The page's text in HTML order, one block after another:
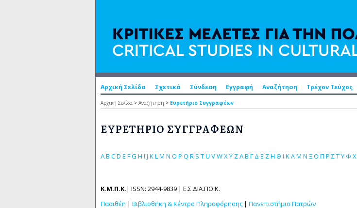
Αρχική Σελίδα Σχετικά Σύνδεση Εγγραφή Αναζήτηση Τρέχον Τεύχος
Αρχική Σελίδα > Αναζήτηση > Ευρετήριο Συγγραφέων
ΕΥΡΕΤΉΡΙΟ ΣΥΓΓΡΑΦΈΩΝ
AB CD E FG H I J KLM N O P Q R S TU VWXY ZΑΒ Γ Δ Ε ΖΗ Θ Ι ΚΛΜ Ν ΞΟ Π Ρ ΣΤΥΦ Χ
Κ.Μ.Π.Κ.| ISSN: 2944-9839 | Ε.Σ.ΔΙΑ.ΠΟ.Κ.
Πασιθέη | Βιβλιοθήκη & Κέντρο Πληροφόρησης | Πανεπιστήμιο Πατρών